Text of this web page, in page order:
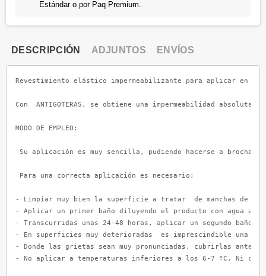
Estándar o por Paq Premium.
DESCRIPCIÓN ADJUNTOS ENVÍOS
Revestimiento elástico impermeabilizante para aplicar en
Con  ANTIGOTERAS, se obtiene una impermeabilidad
MODO DE EMPLEO:
Su aplicación es muy sencilla, pudiendo hacerse a
Para una correcta aplicación es necesario:
- Limpiar muy bien la superficie a tratar  de manchas de
- Aplicar un primer baño diluyendo el producto con agua al
- Transcurridas unas 24-48 horas, aplicar un segundo baño
- En superficies muy deterioradas  es imprescindible una
- Donde las grietas sean muy pronunciadas, cubrirlas antes
- No aplicar a temperaturas inferiores a los 6-7 ºC. Ni